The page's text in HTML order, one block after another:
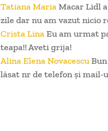
Tatiana MariaMacar Lidl
zile dar nu am vazut nicio
Crista LinaEu am urmat
teapa!! Aveti grija!
Alina Elena Novacescu
lăsat nr de telefon și mail-